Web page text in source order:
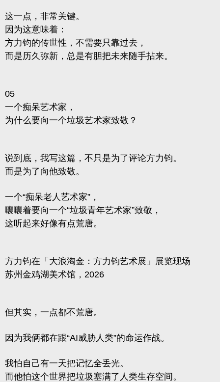
这一点，非常关键。
因为这意味着：
方力钧的传世性，不需要只靠过去，
而是历久弥新，总是有胆把未来随手拈来。
05
一个痴呆艺术家，
为什么要向一个垃圾艺术家致敬？
说到底，我写这篇，不只是为了评论方力钧。
而是为了向他致敬。
一个“痴呆老人艺术家”，
嚷嚷着要向一个“垃圾青年艺术家”致敬，
这听起来好像有点荒唐。
方力钧在「大浪淘金：方力钧艺术展」展览现场
苏州金鸡湖美术馆，2026
但其实，一点都不荒唐。
因为我俩都在跟“AI威胁人类”的命运作战。
我怕自己有一天把记忆全丢光。
而他怕这个世界把垃圾塞满了人类生存空间。